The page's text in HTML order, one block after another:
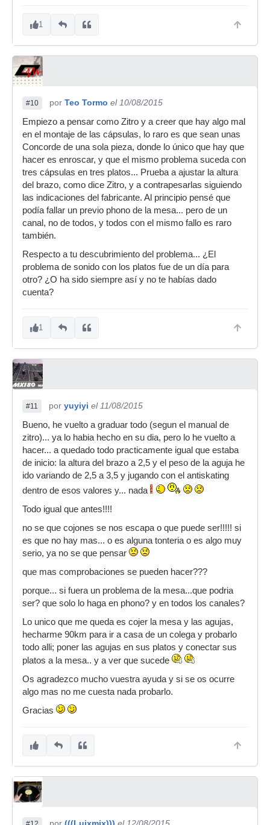
1
#10 por Teo Tormo el 10/08/2015
Empiezo a pensar como Zitro y a creer que hay algo mal
en el montaje de las cápsulas, lo raro es que sean unas
Concorde de una sola pieza, donde lo único que hay que
hacer es enroscar, y que el mismo problema suceda con
tres cápsulas en tres platos... Prueba a ajustar la altura
del brazo, como dice Zitro, y a contrapesarlas siguiendo
las indicaciones del fabricante. Al principio pensé que
podía fallar un previo phono de la mesa... pero de un
canal, no de todos, y todos con el mismo fallo es raro
también.
Respecto a tu descubrimiento del problema... ¿El
problema de sonido con los platos fue de un día para
otro? ¿O ha sido siempre así y no te habías dado
cuenta?
1
#11 por yuyiyi el 11/08/2015
Bueno, he vuelto a graduar todo (segun el manual de
zitro)... ya lo habia hecho en su dia, pero lo he vuelto a
hacer... a quedado todo practicamente igual que estaba
de inicio: la altura del brazo a 2,5 y el peso de la aguja he
ido variando de 2,5 a 3,5 y jugando con el antiskating
dentro de esos valores y... nada
Todo igual que antes!!!!
no se que cojones se nos escapa o que puede ser!!!!! si
es que no hay mas... o es alguna tonteria o es algo muy
serio, ya no se que pensar
que mas comprobaciones se pueden hacer???
porque... si fuera un problema de la mesa...que podria
ser? que solo lo haga en phono? y en todos los canales?
Lo unico que me queda es cojer la mesa y las agujas,
hecharme 90km para ir a casa de un colega y probarlo
todo alli; poner las agujas en sus platos y conectar sus
platos a la mesa.. y a ver que sucede
Os agradezco mucho vuestra ayuda y si se os ocurre
algo mas no me cuesta nada probarlo.
Gracias